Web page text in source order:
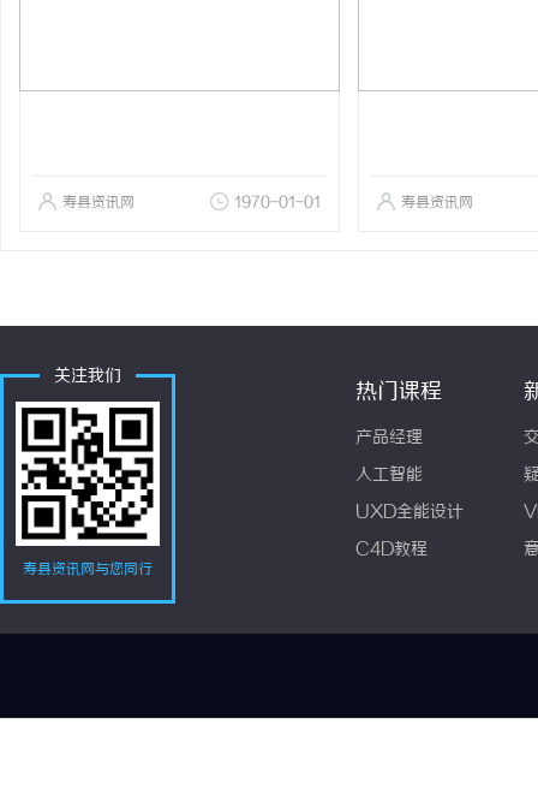
寿县资讯网 1970-01-01 寿县资讯网
关注我们
寿县资讯网与您同行
热门课程
产品经理
人工智能
UXD全能设计
C4D教程